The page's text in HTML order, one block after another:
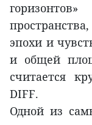
эпохи и
и общей
считается
DIFF.
Одной из